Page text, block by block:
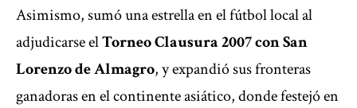
Asimismo, sumó una estrella en el fútbol local al
adjudicarse elTorneo Clausura 2007 con San
Lorenzo de Almagro, y expandió sus fronteras
ganadoras en el continente asiático, donde festejó en